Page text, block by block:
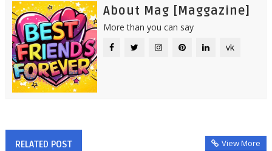
About Mag [Maggazine]
More than you can say
vk
RELATED POST View More